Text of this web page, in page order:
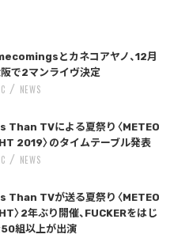
とカネコアヤノ、12月
で2マンライヴ決定
NEWS
Than TVによる夏祭り〈METEO
2019〉のタイムテーブル発表
NEWS
Than TVが送る夏祭り〈METEO
〉2年ぶり開催、FUCKERをはじ
組以上が出演